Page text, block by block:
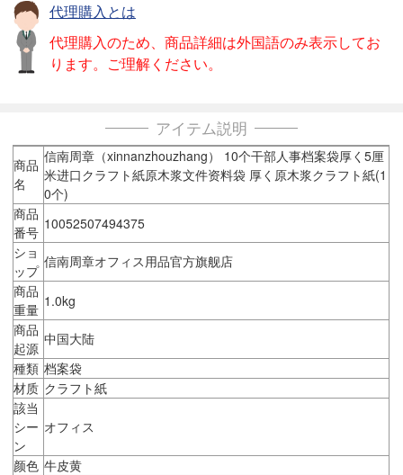
代理購入とは
代理購入のため、商品詳細は外国語のみ表示してお
ります。ご理解ください。
アイテム説明
商品
名
信南周章（xinnanzhouzhang） 10个干部人事档案袋厚く5厘
米进口クラフト紙原木浆文件资料袋 厚く原木浆クラフト紙(1
0个)
商品
番号 10052507494375
ショ
ップ
信南周章オフィス用品官方旗舰店
商品
重量 1.0kg
商品
起源
中国大陆
種類 档案袋
材质 クラフト紙
該当
シー
ン
オフィス
颜色 牛皮黄